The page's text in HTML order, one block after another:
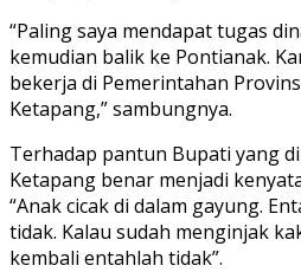
“Paling saya mendapat tugas
kemudian balik ke Pontianak.
bekerja di Pemerintahan
Ketapang,” sambungnya.
Terhadap pantun Bupati yang
Ketapang benar menjadi
“Anak cicak di dalam gayung.
tidak. Kalau sudah menginjak
kembali entahlah tidak”.